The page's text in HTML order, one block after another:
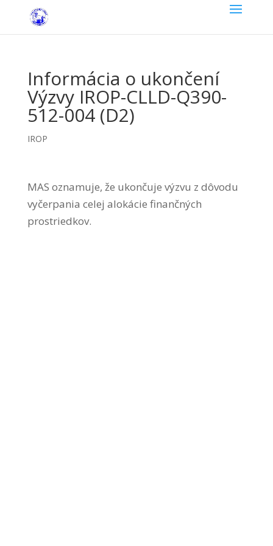
Informácia o ukončení
Výzvy IROP-CLLD-Q390-
512-004 (D2)
IROP
MAS oznamuje, že ukončuje výzvu z dôvodu
vyčerpania celej alokácie finančných
prostriedkov.